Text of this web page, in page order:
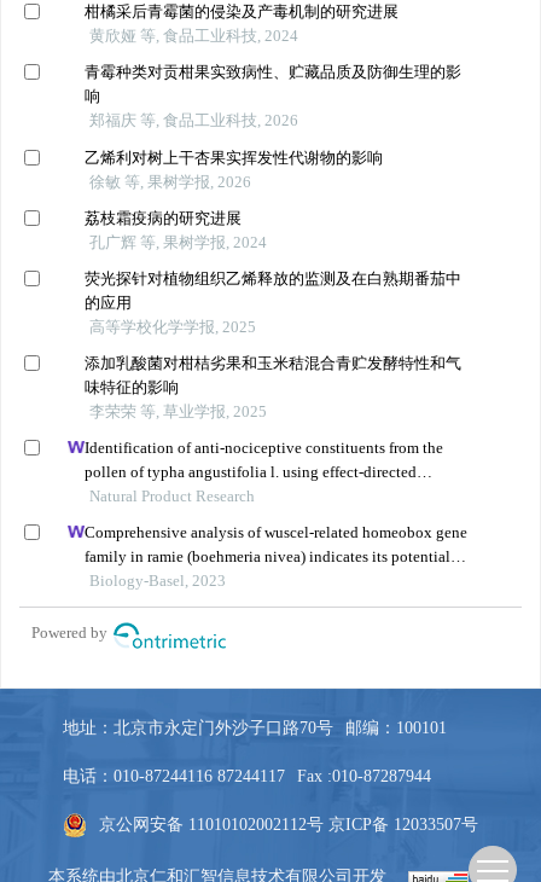
地址：北京市永定门外沙子口路70号 邮编：100101
电话：010-87244116 87244117 Fax :010-87287944
京公网安备 11010102002112号 京ICP备 12033507号
本系统由北京仁和汇智信息技术有限公司 开发